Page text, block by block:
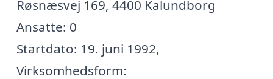
Røsnæsvej 169, 4400 Kalundborg
Ansatte: 0
Startdato: 19. juni 1992,
Virksomhedsform: